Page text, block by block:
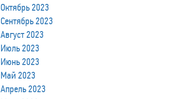
Октябрь 2023
Сентябрь 2023
Август 2023
Июль 2023
Июнь 2023
Май 2023
Апрель 2023